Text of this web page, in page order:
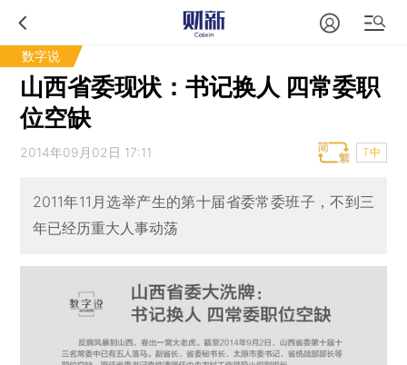
数字说
山西省委现状：书记换人 四常委职
位空缺
2014年09月02日 17:11 T中
2011年11月选举产生的第十届省委常委班子，不到三
年已经历重大人事动荡